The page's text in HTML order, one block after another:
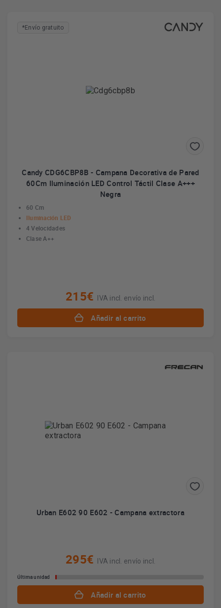
*Envío gratuito
Candy CDG6CBP8B - Campana Decorativa de Pared
60Cm Iluminación LED Control Táctil Clase A+++
Negra
60 Cm
Iluminación LED
4 Velocidades
Clase A++
215€ IVA incl. envío incl.
Añadir al carrito
Urban E602 90 E602 - Campana extractora
295€ IVA incl. envío incl.
Última unidad
Añadir al carrito